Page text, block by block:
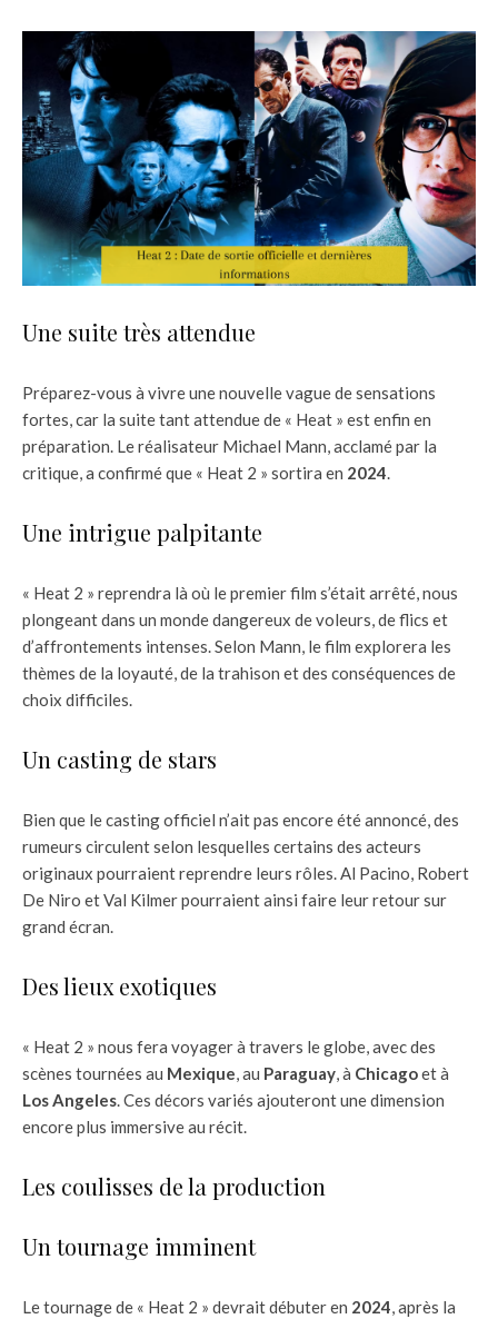
Une suite très attendue
Préparez-vous à vivre une nouvelle vague de sensations
fortes, car la suite tant attendue de « Heat » est enfin en
préparation. Le réalisateur Michael Mann, acclamé par la
critique, a confirmé que « Heat 2 » sortira en 2024.
Une intrigue palpitante
« Heat 2 » reprendra là où le premier film s’était arrêté, nous
plongeant dans un monde dangereux de voleurs, de flics et
d’affrontements intenses. Selon Mann, le film explorera les
thèmes de la loyauté, de la trahison et des conséquences de
choix difficiles.
Un casting de stars
Bien que le casting officiel n’ait pas encore été annoncé, des
rumeurs circulent selon lesquelles certains des acteurs
originaux pourraient reprendre leurs rôles. Al Pacino, Robert
De Niro et Val Kilmer pourraient ainsi faire leur retour sur
grand écran.
Des lieux exotiques
« Heat 2 » nous fera voyager à travers le globe, avec des
scènes tournées au Mexique, au Paraguay, à Chicagoet à
Los Angeles. Ces décors variés ajouteront une dimension
encore plus immersive au récit.
Les coulisses de la production
Un tournage imminent
Le tournage de « Heat 2 » devrait débuter en 2024, après la